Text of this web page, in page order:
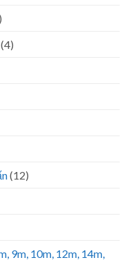
(4)
(12)
9m, 10m, 12m, 14m,